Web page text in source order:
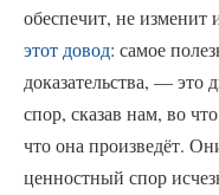
обеспечит, не изменит
этот довод: самое
доказательства, — это
спор, сказав нам, во
что она произведёт.
ценностный спор